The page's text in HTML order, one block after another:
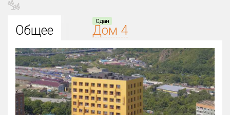
Все
Район в городе
Все
₽/м² млн ₽
Цена
Общее
Сдан
Дом 4